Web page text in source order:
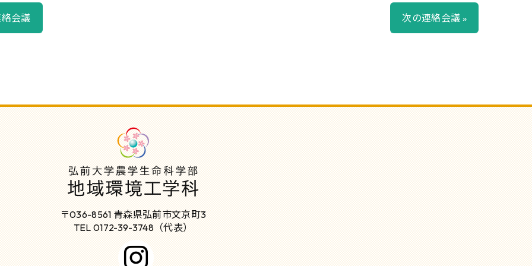
会議 次の連絡会議 »
〒036-8561 青森県弘前市文京町3
TEL 0172-39-3748（代表）